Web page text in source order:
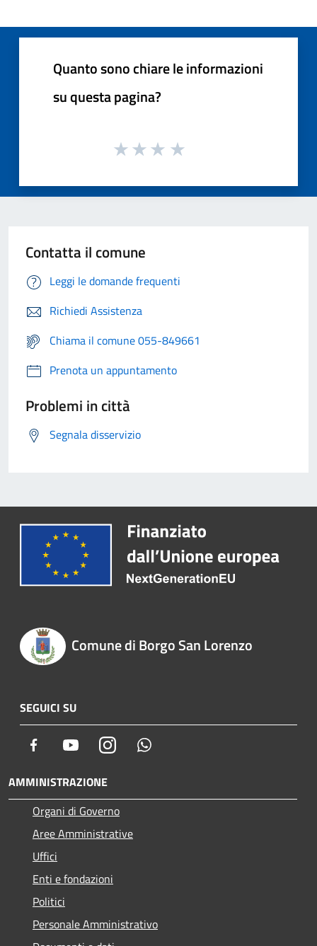
Quanto sono chiare le informazioni
su questa pagina?
Contatta il comune
Leggi le domande frequenti
Richiedi Assistenza
Chiama il comune 055-849661
Prenota un appuntamento
Problemi in città
Segnala disservizio
Comune di Borgo San Lorenzo
SEGUICI SU
Facebook YoutubeInstagram
AMMINISTRAZIONE
Organi di Governo
Aree Amministrative
Uffici
Enti e fondazioni
Politici
Personale Amministrativo